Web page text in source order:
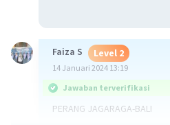
Faiza S Level 2
14 Januari 2024 13:19
Jawaban terverifikasi
PERANG JAGARAGA-BALI